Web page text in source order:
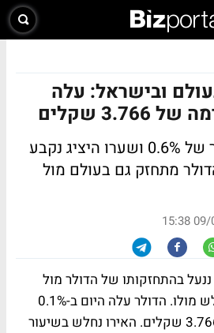
ובישראל: עלה
האירו נחלש בשיעור של 0.6% ושערו היציג נקבע
הדולר מתחזק גם בעולם מול
09/
בהתחזקותו של הדולר מול
השקל, ומנגד האירו נחלש מולו. הדולר עלה היום ב-0.1%
ושערו היציג נקבע על 3.766 שקלים. האירו נחלש בשיעור